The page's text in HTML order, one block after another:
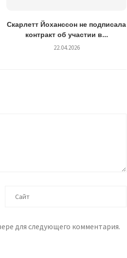
Скарлетт Йоханссон не подписала
контракт об участии в...
22.04.2026
для следующего комментария.